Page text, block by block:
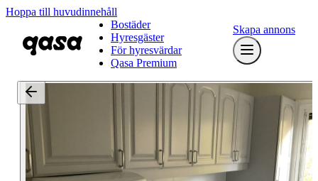
Hoppa till huvudinnehåll
Bostäder
Hyresgäster
För hyresvärdar
Qasa Premium
Skapa annons